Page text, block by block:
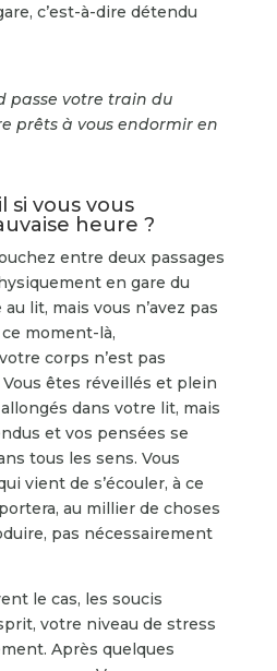
c’est-à-dire détendu
passe votre train du
prêts à vous endormir en
si vous vous
heure ?
entre deux passages
en gare du
lit, mais vous n’avez pas
moment-là,
corps n’est pas
êtes réveillés et plein
dans votre lit, mais
et vos pensées se
tous les sens. Vous
vient de s’écouler, à ce
au millier de choses
pas nécessairement
le cas, les soucis
votre niveau de stress
Après quelques